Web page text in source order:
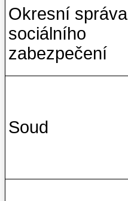
Okresní správa
sociálního
zabezpečení
Soud